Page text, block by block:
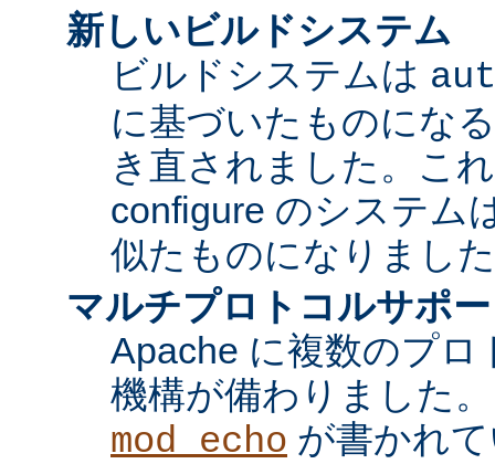
新しいビルドシステム
ビルドシステムは
に基づいたものにな
き直されました。こ
configure のシステム
似たものになりまし
マルチプロトコルサポ
Apache に複数のプ
機構が備わりました
mod_echo が書かれ